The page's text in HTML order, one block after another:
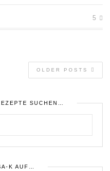
5
OLDER POSTS
SUCHEN…
K AUF…